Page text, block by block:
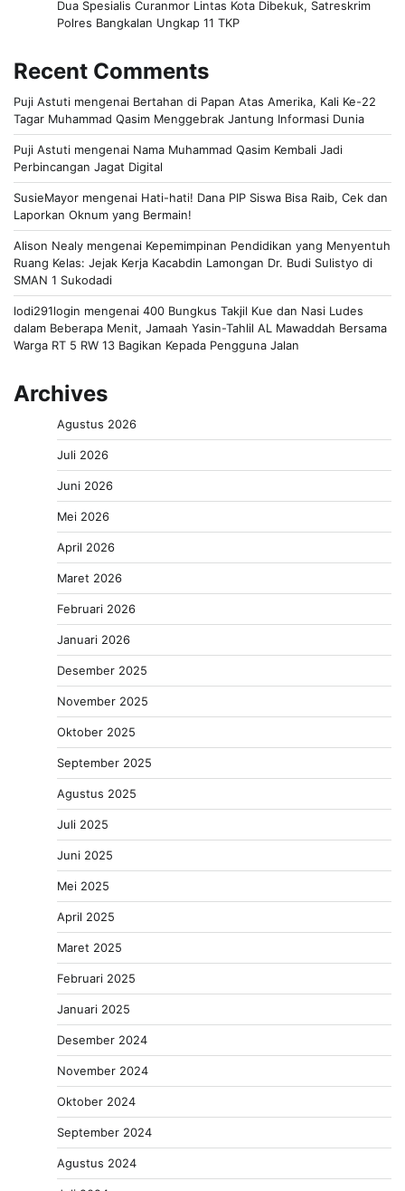
Dua Spesialis Curanmor Lintas Kota Dibekuk, Satreskrim
Polres Bangkalan Ungkap 11 TKP
Recent Comments
Puji Astuti mengenai Bertahan di Papan Atas Amerika, Kali Ke-22
Tagar Muhammad Qasim Menggebrak Jantung Informasi Dunia
Puji Astuti mengenai Nama Muhammad Qasim Kembali Jadi
Perbincangan Jagat Digital
SusieMayor mengenai Hati-hati! Dana PIP Siswa Bisa Raib, Cek dan
Laporkan Oknum yang Bermain!
Alison Nealy mengenai Kepemimpinan Pendidikan yang Menyentuh
Ruang Kelas: Jejak Kerja Kacabdin Lamongan Dr. Budi Sulistyo di
SMAN 1 Sukodadi
lodi291login mengenai 400 Bungkus Takjil Kue dan Nasi Ludes
dalam Beberapa Menit, Jamaah Yasin-Tahlil AL Mawaddah Bersama
Warga RT 5 RW 13 Bagikan Kepada Pengguna Jalan
Archives
Agustus 2026
Juli 2026
Juni 2026
Mei 2026
April 2026
Maret 2026
Februari 2026
Januari 2026
Desember 2025
November 2025
Oktober 2025
September 2025
Agustus 2025
Juli 2025
Juni 2025
Mei 2025
April 2025
Maret 2025
Februari 2025
Januari 2025
Desember 2024
November 2024
Oktober 2024
September 2024
Agustus 2024